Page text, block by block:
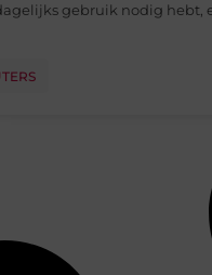
gebruik nodig hebt,